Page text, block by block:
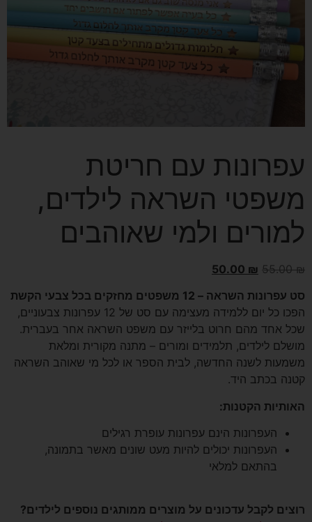
עפרונות עם חריטת
משפטי השראה לילדים,
למורים ולמי שאוהבים
55.00₪
50.00 ₪
סט עפרונות השראה – 12 משפטים מחזקים בכל צבעי הקשת
הפכו כל יום ללמידה מעצימה עם סט של 12 עפרונות צבעוניים,
שכל אחד מהם חרוט בלייזר עם משפט השראה אחר בעברית.
מושלם לילדים, תלמידים ומורים – מתנה מקורית ומלאת
משמעות לשנה החדשה, לבית הספר או לכל מי שאוהב השראה
קטנה בכתב היד.
האותיות הקטנות:
העפרונות הינם עפרונות עופרת רגילים
העפרונות יכולים להיות מעט שונים מאשר בתמונה,
בהתאם למלאי
רוצים לקבל עדכונים על מוצרים ממותגים נוספים לילדים?